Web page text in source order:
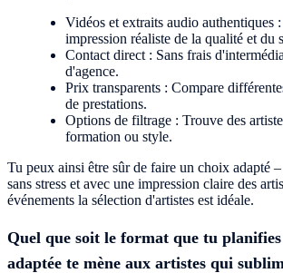
Vidéos et extraits audio authentiques
impression réaliste de la qualité et du
Contact direct : Sans frais
d'agence.
Prix transparents : Compare
de prestations.
Options de filtrage : Trouve des
formation ou style.
Tu peux ainsi être sûr de faire un choix adapté
sans stress et avec une impression claire des
événements la sélection d'artistes est idéale.
Quel que soit le format que tu
adaptée te mène aux artistes qui